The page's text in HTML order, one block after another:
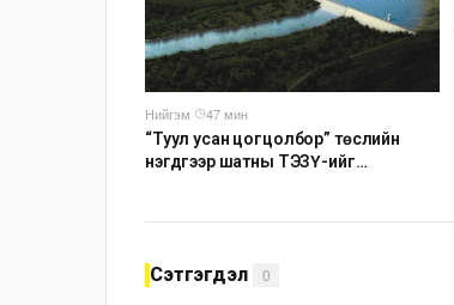
Нийгэм·
47 мин
“Туул усан цогцолбор” төслийн
нэгдүгээр шатны ТЭЗҮ-ийг
Сэтгэгдэл 0